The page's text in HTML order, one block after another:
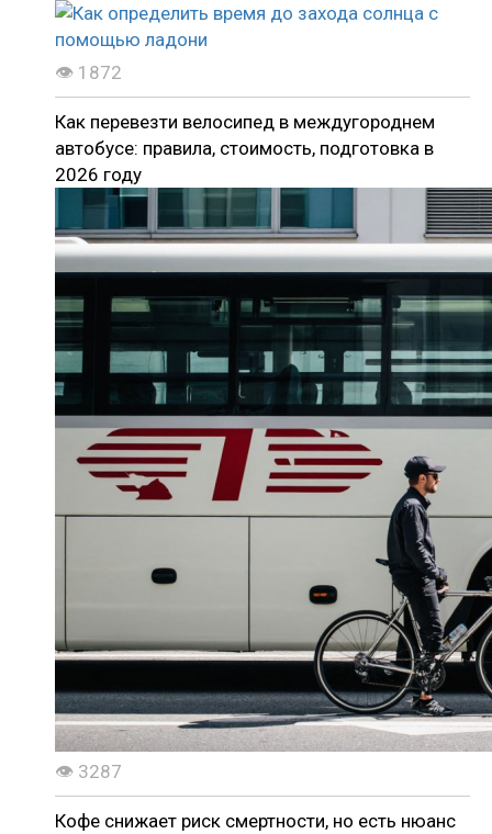
👁 1872
Как перевезти велосипед в междугороднем
автобусе: правила, стоимость, подготовка в
2026 году
👁 3287
Кофе снижает риск смертности, но есть нюанс